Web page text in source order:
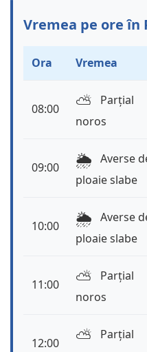
Vremea pe ore în
Ora Vremea
08:00 ⛅️
Parțial
noros
09:00 🌦️ Averse
ploaie slabe
10:00 🌦️ Averse
ploaie slabe
11:00 ⛅️
Parțial
noros
12:00 ⛅️
Parțial